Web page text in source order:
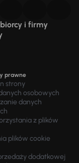
i firmy
prawne
strony
osobowych
danych
z plików
plików cookie
dodatkowej